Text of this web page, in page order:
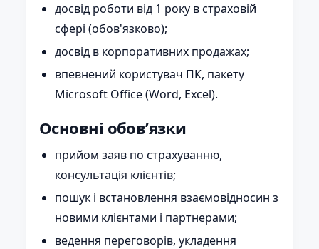
досвід роботи від 1 року в страховій
сфері (обов'язково);
досвід в корпоративних продажах;
впевнений користувач ПК, пакету
Microsoft Office (Word, Excel).
Основні обов’язки
прийом заяв по страхуванню,
консультація клієнтів;
пошук і встановлення взаємовідносин з
новими клієнтами і партнерами;
ведення переговорів, укладення